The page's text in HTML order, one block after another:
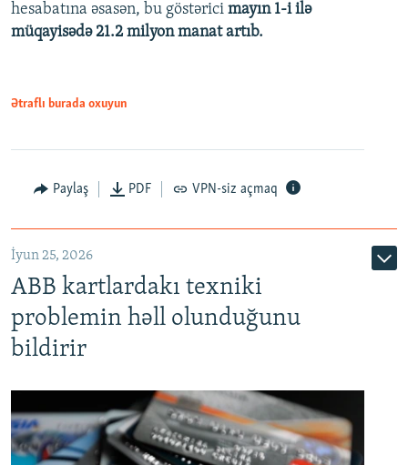
Auto 240p 360p 480p
720p 1080p
hesabatına əsasən, bu göstərici mayın 1-i ilə
müqayisədə 21.2 milyon manat artıb.
Ətraflı burada oxuyun
Paylaş PDF VPN-siz açmaq
İyun 25, 2026
ABB kartlardakı texniki
problemin həll olunduğunu
bildirir